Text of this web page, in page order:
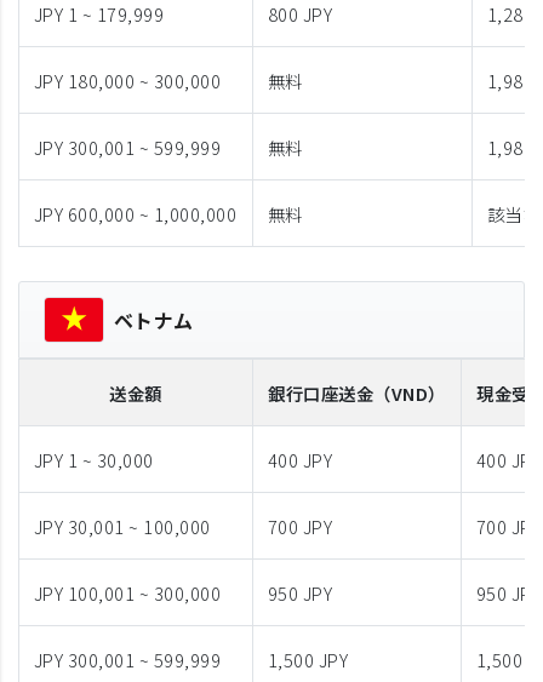
JPY 1 ~ 179,999 800 JPY 1,280
JPY 180,000 ~ 300,000 無料 1,980
JPY 300,001 ~ 599,999 無料 1,980
JPY 600,000 ~ 1,000,000 無料 該当
ベトナム
送金額 銀行口座送金 （VND） 現金受
JPY 1 ~ 30,000 400 JPY 400 JPY
JPY 30,001 ~ 100,000 700 JPY 700 JPY
JPY 100,001 ~ 300,000 950 JPY 950 JPY
JPY 300,001 ~ 599,999 1,500 JPY 1,500